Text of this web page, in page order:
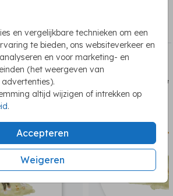
en vergelijkbare technieken om een
te bieden, ons websiteverkeer en
en voor marketing- en
(het weergeven van
altijd wijzigen of intrekken op
.
Accepteren
Weigeren
DE KAART